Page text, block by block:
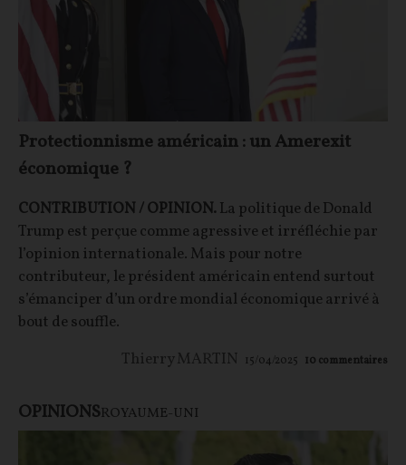
Protectionnisme américain : un Amerexit
économique ?
CONTRIBUTION / OPINION.La politique de Donald
Trump est perçue comme agressive et irréfléchie par
l’opinion internationale. Mais pour notre
contributeur, le président américain entend surtout
s’émanciper d’un ordre mondial économique arrivé à
bout de souffle.
Thierry MARTIN 15/04/2025 10 commentaires
OPINIONSROYAUME-UNI